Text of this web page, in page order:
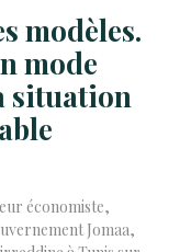
modèles.
mode
situation
économiste,
Jomaa,